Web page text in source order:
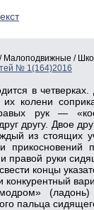
/ Малоподвижные /
№ 1(164)2016
в
колени
рук —
другу. Двое
из стоящих
прикосновений
правой руки
концы
конкурентный
пальца